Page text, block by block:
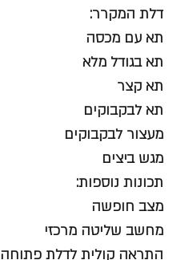
דלת המקרר:
תא עם מכסה
תא בגודל מלא
תא קצר
תא לבקבוקים
מעצור לבקבוקים
מגש ביצים
תכונות נוספות:
מצב חופשה
מחשב שליטה מרכזי
התראה קולית לדלת פתוחה